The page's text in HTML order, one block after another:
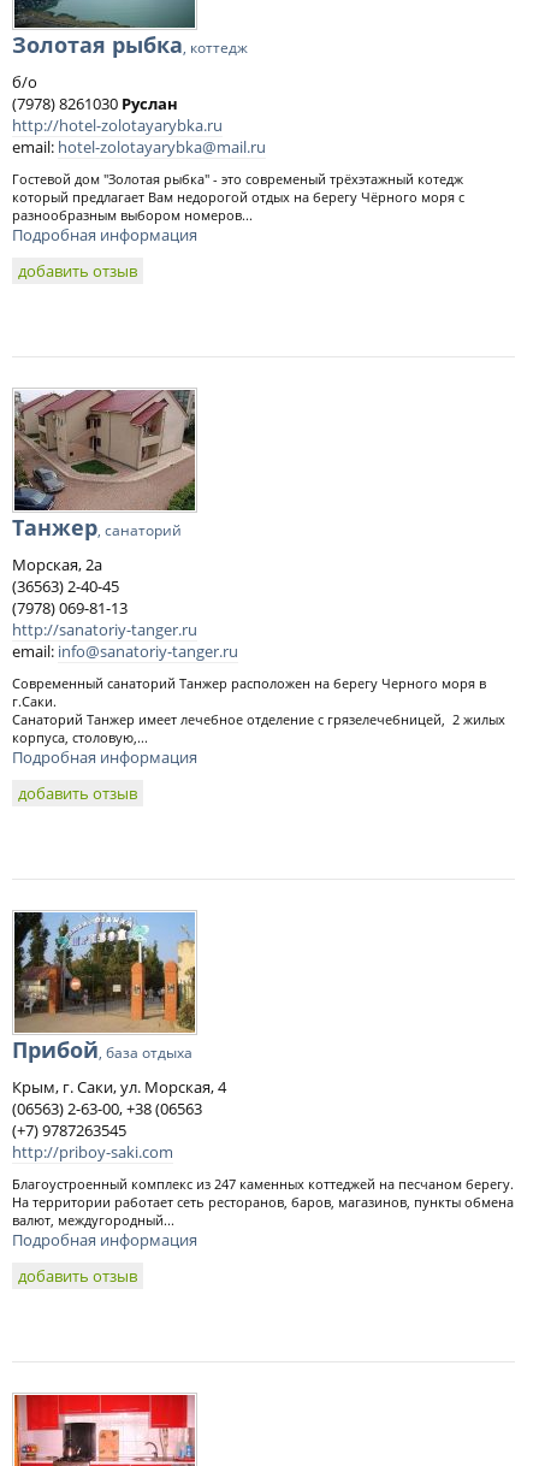
Золотая рыбка, коттедж
б/о
(7978) 8261030 Руслан
http://hotel-zolotayarybka.ru
email: hotel-zolotayarybka@mail.ru
Гостевой дом "Золотая рыбка" - это современый трёхэтажный котедж
который предлагает Вам недорогой отдых на берегу Чёрного моря с
разнообразным выбором номеров...
Подробная информация
добавить отзыв
Танжер, санаторий
Морская, 2а
(36563) 2-40-45
(7978) 069-81-13
http://sanatoriy-tanger.ru
email: info@sanatoriy-tanger.ru
Современный санаторий Танжер расположен на берегу Черного моря в
г.Саки.
Санаторий Танжер имеет лечебное отделение с грязелечебницей, 2 жилых
корпуса, столовую,...
Подробная информация
добавить отзыв
Прибой, база отдыха
Крым, г. Саки, ул. Морская, 4
(06563) 2-63-00, +38 (06563
(+7) 9787263545
http://priboy-saki.com
Благоустроенный комплекс из 247 каменных коттеджей на песчаном берегу.
На территории работает сеть ресторанов, баров, магазинов, пункты обмена
валют, междугородный...
Подробная информация
добавить отзыв